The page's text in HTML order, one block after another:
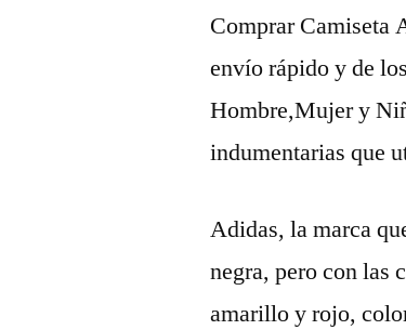
Comprar Camiseta
envío rápido y de
Hombre,Mujer y
indumentarias que
Adidas, la marca
negra, pero con las
amarillo y rojo,